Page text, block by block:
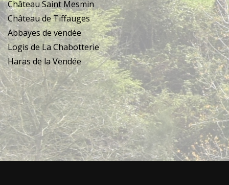
Château Saint Mesmin
Château de Tiffauges
Abbayes de vendée
Logis de La Chabotterie
Haras de la Vendée